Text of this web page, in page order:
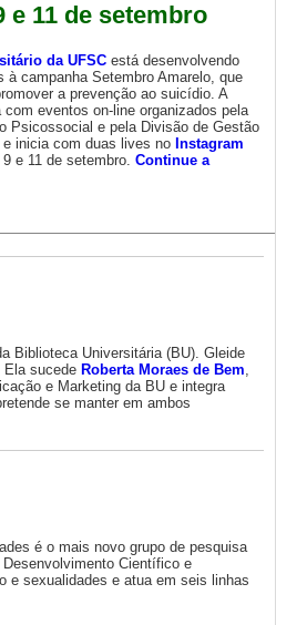
e 11 de setembro
da UFSC está desenvolvendo
à campanha Setembro Amarelo, que
a prevenção ao suicídio. A
com eventos on-line organizados pela
Psicossocial e pela Divisão de Gestão
inicia com duas lives no Instagram
e 11 de setembro. Continue a
Biblioteca Universitária (BU). Gleide
Ela sucede Roberta Moraes de Bem,
e Marketing da BU e integra
se manter em ambos
é o mais novo grupo de pesquisa
Científico e
e sexualidades e atua em seis linhas